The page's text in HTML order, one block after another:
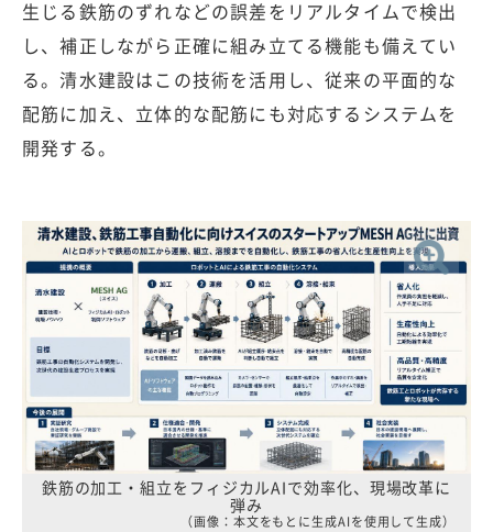
生じる鉄筋のずれなどの誤差をリアルタイムで検出
し、補正しながら正確に組み立てる機能も備えてい
る。清水建設はこの技術を活用し、従来の平面的な
配筋に加え、立体的な配筋にも対応するシステムを
開発する。
鉄筋の加工・組立をフィジカルAIで効率化、現場改革に
弾み
（画像：本文をもとに生成AIを使用して生成）